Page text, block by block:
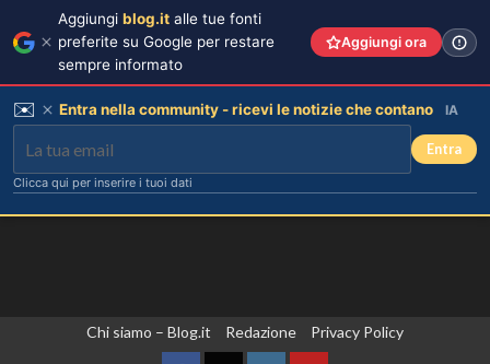
Chi siamo – Blog.it Redazione Privacy Policy
Aggiungi blog.it alle tue fonti
preferite su Google per restare
sempre informato
Aggiungi ora
✉️ Entra nella community - ricevi le notizie che contano IA
Entra
Clicca qui per inserire i tuoi dati